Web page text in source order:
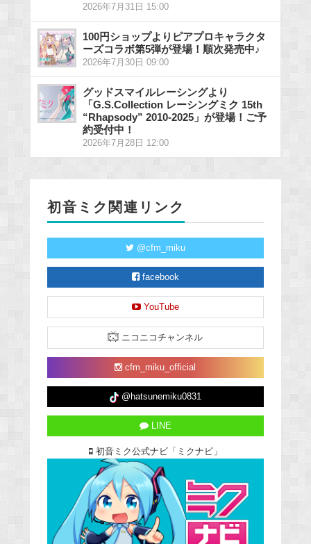
2026年7月31日 15:00
100円ショップよりピアプロキャラクタ
ーズコラボ第5弾が登場！順次発売中♪
2026年7月30日 09:00
グッドスマイルレーシングより
「G.S.Collection レーシングミク 15th
“Rhapsody” 2010-2025」が登場！ご予
約受付中！
2026年7月28日 12:00
初音ミク関連リンク
@cfm_miku
facebook
YouTube
ニコニコチャンネル
cfm_miku_official
@hatsunemiku0831
LINE
初音ミク公式ナビ「ミクナビ」